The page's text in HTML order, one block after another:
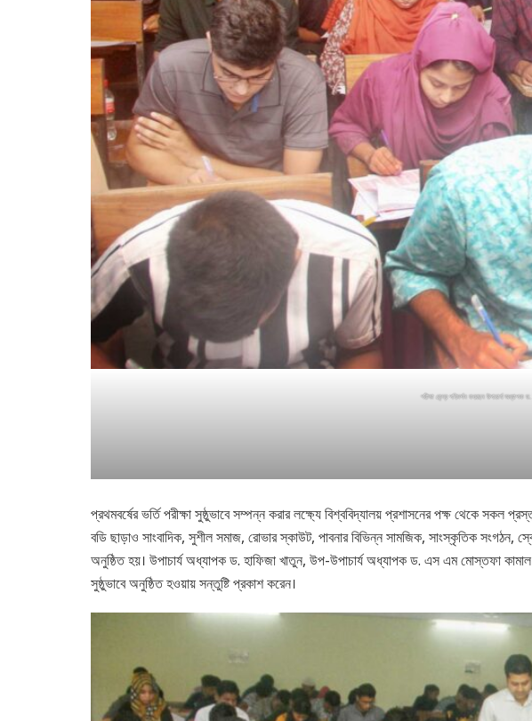
পরীক্ষা কেন্দ্র পরিদর্শন করছেন উপাচার্য
প্রথমবর্ষের ভর্তি পরীক্ষা সুষ্ঠুভাবে সম্পন্ন করার লক্ষ্যে বিশ্ববিদ্যালয় প্রশাসনের পক্ষ থেকে সকল
বডি ছাড়াও সাংবাদিক, সুশীল সমাজ, রোভার স্কাউট, পাবনার বিভিন্ন সামজিক, সাংস্কৃতিক সংগঠন,
অনুষ্ঠিত হয়। উপাচার্য অধ্যাপক ড. হাফিজা খাতুন, উপ-উপাচার্য অধ্যাপক ড. এস এম মোস্তফা কামাল
সুষ্ঠুভাবে অনুষ্ঠিত হওয়ায় সন্তুষ্টি প্রকাশ করেন।